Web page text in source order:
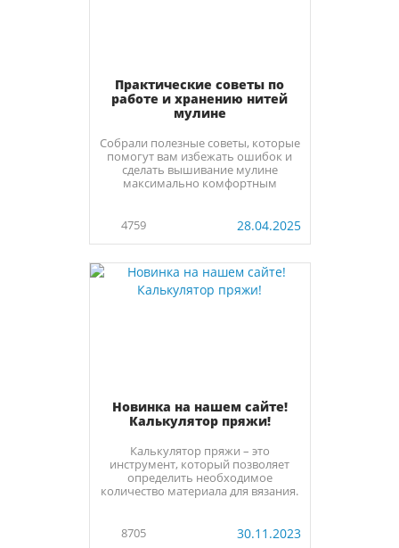
Практические советы по
работе и хранению нитей
мулине
Cобрали полезные советы, которые
помогут вам избежать ошибок и
сделать вышивание мулине
максимально комфортным
4759 28.04.2025
Новинка на нашем сайте!
Калькулятор пряжи!
Калькулятор пряжи – это
инструмент, который позволяет
определить необходимое
количество материала для вязания.
8705 30.11.2023